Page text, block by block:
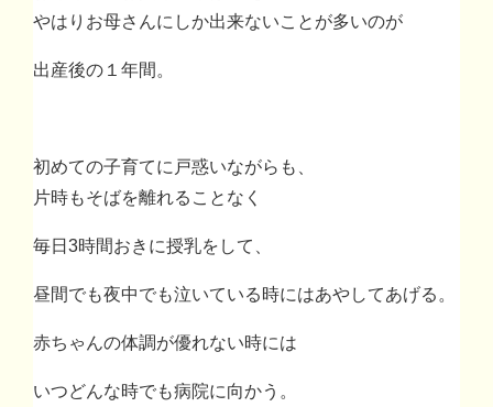
やはりお母さんにしか出来ないことが多いのが
出産後の１年間。
初めての子育てに戸惑いながらも、
片時もそばを離れることなく
毎日3時間おきに授乳をして、
昼間でも夜中でも泣いている時にはあやしてあげる。
赤ちゃんの体調が優れない時には
いつどんな時でも病院に向かう。